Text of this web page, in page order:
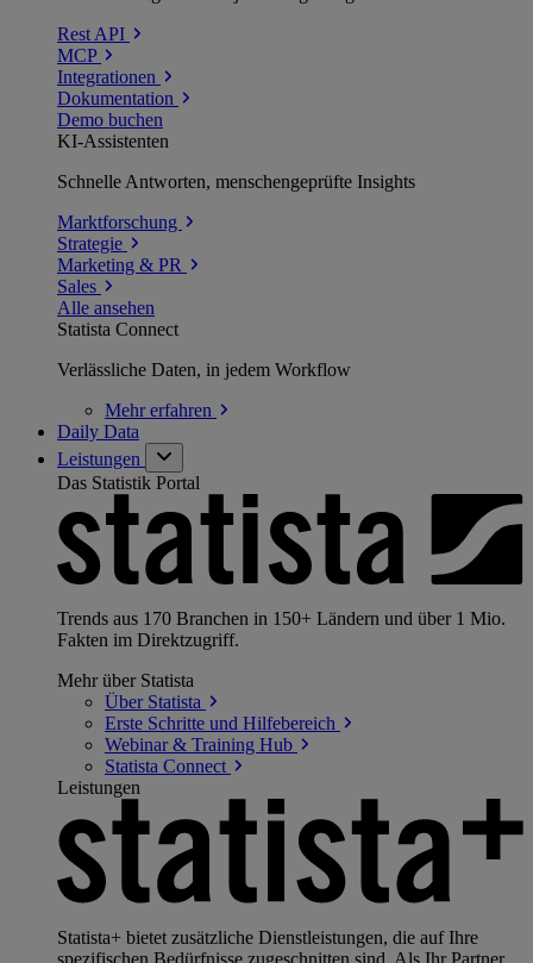
Rest API
MCP
Integrationen
Dokumentation
Demo buchen
KI-Assistenten
Schnelle Antworten, menschengeprüfte Insights
Marktforschung
Strategie
Marketing & PR
Sales
Alle ansehen
Statista Connect
Verlässliche Daten, in jedem Workflow
Mehrerfahren
Daily Data
Leistungen
Das Statistik Portal
Trends aus 170 Branchen in 150+ Ländern und über 1 Mio.
Fakten im Direktzugriff.
Mehr über Statista
Über Statista
Erste Schritte und Hilfebereich
Webinar & Training Hub
Statista Connect
Leistungen
Statista+ bietet zusätzliche Dienstleistungen, die auf Ihre
spezifischen Bedürfnisse zugeschnitten sind. Als Ihr Partner